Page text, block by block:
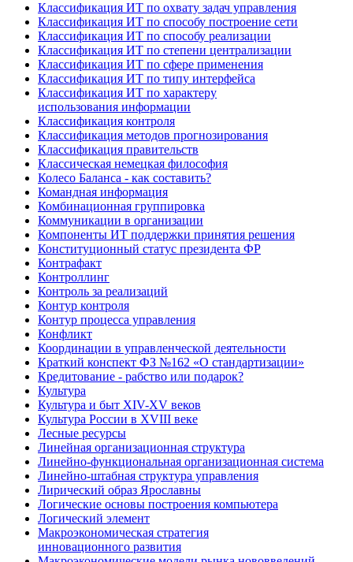
Классификация ИТ по охвату задач управления
Классификация ИТ по способу построение сети
Классификация ИТ по способу реализации
Классификация ИТ по степени централизации
Классификация ИТ по сфере применения
Классификация ИТ по типу интерфейса
Классификация ИТ по характеру
использования информации
Классификация контроля
Классификация методов прогнозирования
Классификация правительств
Классическая немецкая философия
Колесо Баланса - как составить?
Командная информация
Комбинационная группировка
Коммуникации в организации
Компоненты ИТ поддержки принятия решения
Конституционный статус президента ФР
Контрафакт
Контроллинг
Контроль за реализаций
Контур контроля
Контур процесса управления
Конфликт
Координации в управленческой деятельности
Краткий конспект ФЗ №162 «О стандартизации»
Кредитование - рабство или подарок?
Культура
Культура и быт XIV-XV веков
Культура России в XVIII веке
Лесные ресурсы
Линейная организационная структура
Линейно-функциональная организационная система
Линейно-штабная структура управления
Лирический образ Ярославны
Логические основы построения компьютера
Логический элемент
Макроэкономическая стратегия
инновационного развития